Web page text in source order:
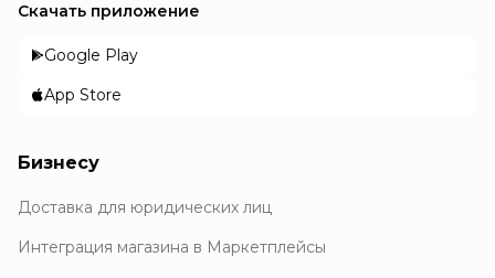
Скачать приложение
Google Play
App Store
Бизнесу
Доставка для юридических лиц
Интеграция магазина в Маркетплейсы